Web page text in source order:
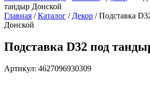
тандыр Донской
Главная /Каталог / Декор / Подставка
Донской
Подставка D32 под
Артикул: 4627096930309